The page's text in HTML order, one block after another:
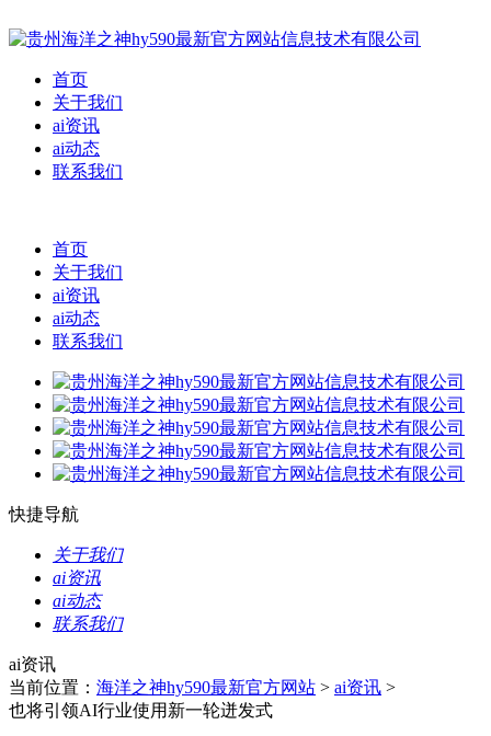
首页
关于我们
ai资讯
ai动态
联系我们
首页
关于我们
ai资讯
ai动态
联系我们
快捷导航
关于我们
ai资讯
ai动态
联系我们
ai资讯
当前位置： 海洋之神hy590最新官方网站 > ai资讯 >
也将引领AI行业使用新一轮迸发式